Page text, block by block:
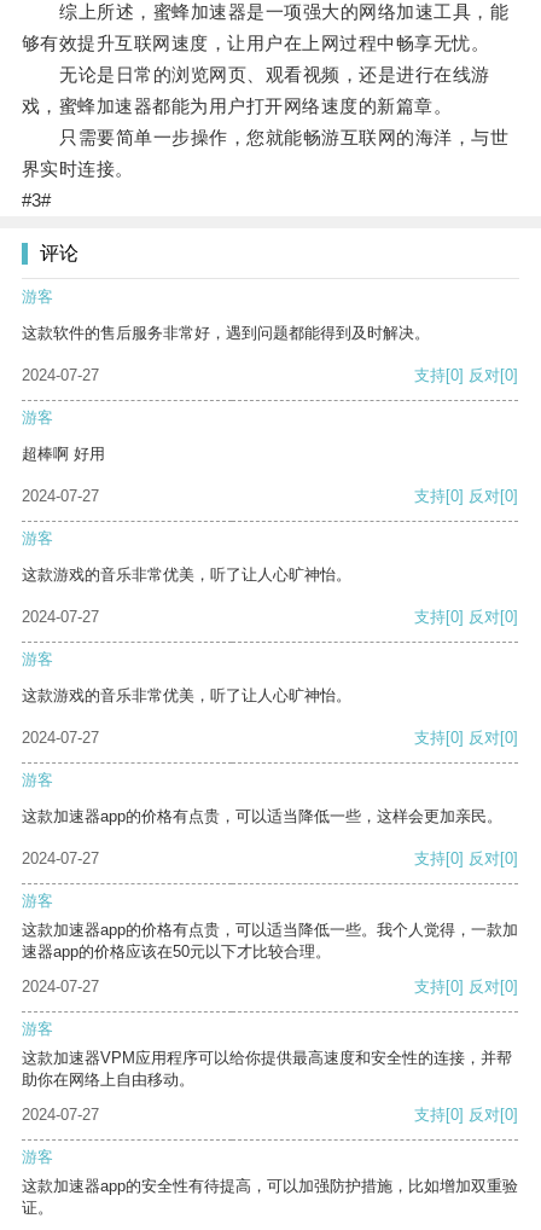
综上所述，蜜蜂加速器是一项强大的网络加速工具，能
够有效提升互联网速度，让用户在上网过程中畅享无忧。
无论是日常的浏览网页、观看视频，还是进行在线游
戏，蜜蜂加速器都能为用户打开网络速度的新篇章。
只需要简单一步操作，您就能畅游互联网的海洋，与世
界实时连接。
#3#
评论
游客
这款软件的售后服务非常好，遇到问题都能得到及时解决。
2024-07-27 支持[0] 反对[0]
游客
超棒啊 好用
2024-07-27 支持[0] 反对[0]
游客
这款游戏的音乐非常优美，听了让人心旷神怡。
2024-07-27 支持[0] 反对[0]
游客
这款游戏的音乐非常优美，听了让人心旷神怡。
2024-07-27 支持[0] 反对[0]
游客
这款加速器app的价格有点贵，可以适当降低一些，这样会更加亲民。
2024-07-27 支持[0] 反对[0]
游客
这款加速器app的价格有点贵，可以适当降低一些。我个人觉得，一款加
速器app的价格应该在50元以下才比较合理。
2024-07-27
支持[0] 反对[0]
游客
这款加速器VPM应用程序可以给你提供最高速度和安全性的连接，并帮
助你在网络上自由移动。
2024-07-27
支持[0] 反对[0]
游客
这款加速器app的安全性有待提高，可以加强防护措施，比如增加双重验
证。